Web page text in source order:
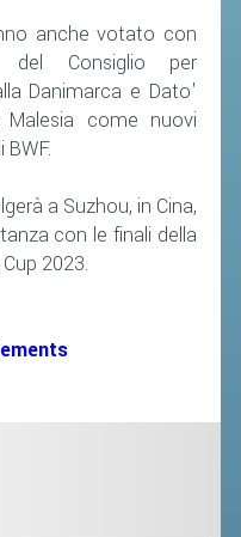
anche votato con
del Consiglio per
Danimarca e Dato'
come nuovi
a Suzhou, in Cina,
con le finali della
2023.
ESD
CAMPIONATI ITALIANI
A SQUADRE